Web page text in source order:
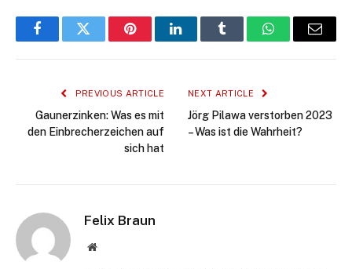
FacebookTwitter PinterestLinkedInTumblr WhatsAppEmail
PREVIOUS ARTICLE
Gaunerzinken: Was es mit
den Einbrecherzeichen auf
sich hat
NEXT ARTICLE
Jörg Pilawa verstorben 2023
– Was ist die Wahrheit?
Felix Braun
Website